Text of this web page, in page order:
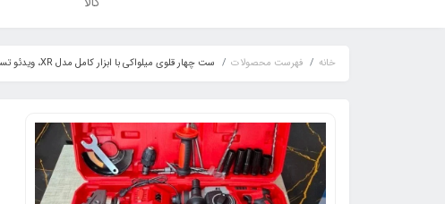
خانه فهرست محصولات ست چهار قلوی میلواکی با ابزار کامل مدل XR، ویدئو تست پائین صفحه